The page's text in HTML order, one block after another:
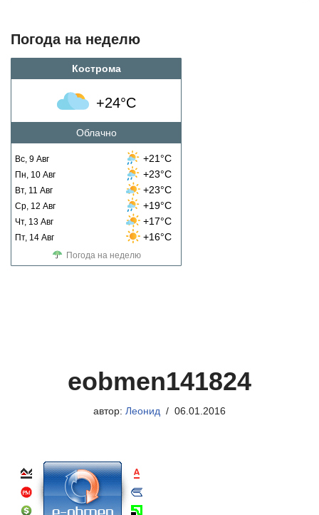
Погода на неделю
Кострома
+24°C
Облачно
Вс, 9 Авг +21°C
Пн, 10 Авг +23°C
Вт, 11 Авг +23°C
Ср, 12 Авг +19°C
Чт, 13 Авг +17°C
Пт, 14 Авг +16°C
Погода на неделю
eobmen141824
автор: Леонид 06.01.2016